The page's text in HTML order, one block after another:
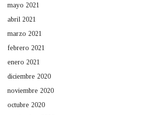
mayo 2021
abril 2021
marzo 2021
febrero 2021
enero 2021
diciembre 2020
noviembre 2020
octubre 2020